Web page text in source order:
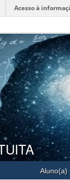
Acesso à
Aluno(a)